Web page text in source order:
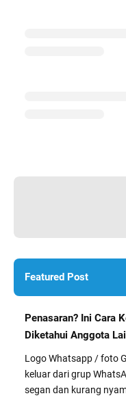
Featured Post
Penasaran? Ini Cara
Diketahui Anggota
Logo Whatsapp / foto
keluar dari grup
segan dan kurang